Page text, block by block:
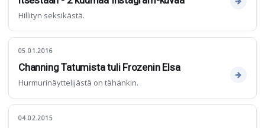
Hillityn seksikästä.
05.01.2016
Channing Tatumista tuli Frozenin Elsa
Hurmurinäyttelijästä on tähänkin.
04.02.2015